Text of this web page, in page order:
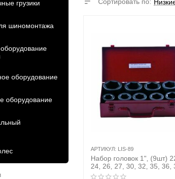
АРТИКУЛ: LIS-89
Набор головок 1", (9шт)
24, 26, 27, 30, 32, 35, 36,
мм
грузики
шиномонтажа
оборудование
оборудование